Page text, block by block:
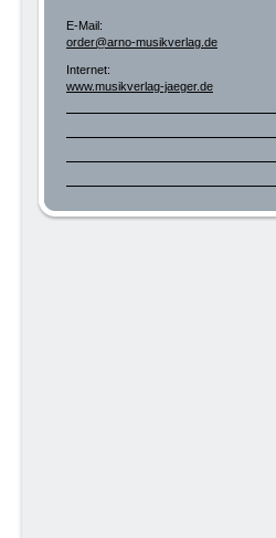
E-Mail:
order@arno-musikverlag.de
Internet:
www.musikverlag-jaeger.de